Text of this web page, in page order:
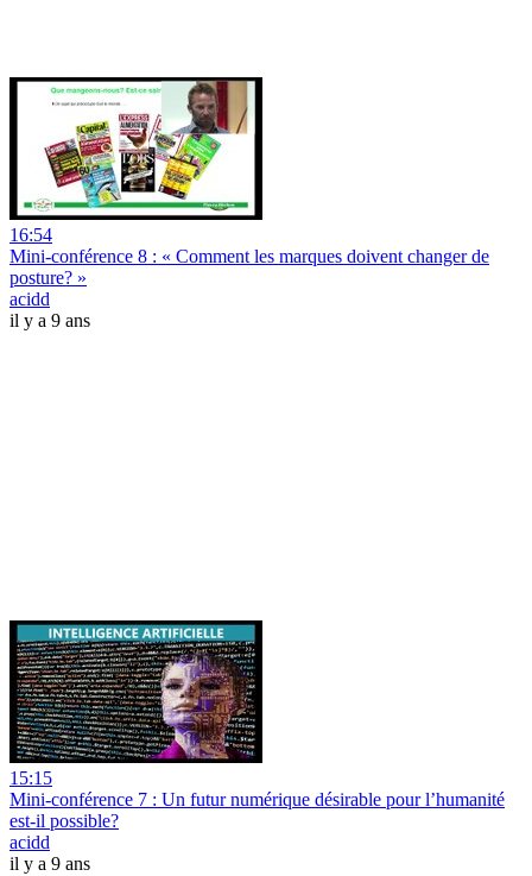
16:54
Mini-conférence 8 : « Comment les marques doivent changer de
posture? »
acidd
il y a 9 ans
15:15
Mini-conférence 7 : Un futur numérique désirable pour l’humanité
est-il possible?
acidd
il y a 9 ans